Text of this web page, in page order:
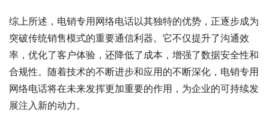
综上所述，电销专用网络电话以其独特的优势，正逐步成为
突破传统销售模式的重要通信利器。它不仅提升了沟通效
率，优化了客户体验，还降低了成本，增强了数据安全性和
合规性。随着技术的不断进步和应用的不断深化，电销专用
网络电话将在未来发挥更加重要的作用，为企业的可持续发
展注入新的动力。